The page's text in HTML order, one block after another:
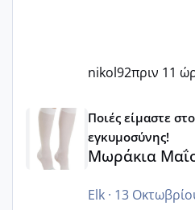
nikol92πριν 11
Μωράκια Μαΐου 2026 🌸🌻🌹
Ποιές είμαστε
εγκυμοσύνης!
Μωράκια
Elk· 13